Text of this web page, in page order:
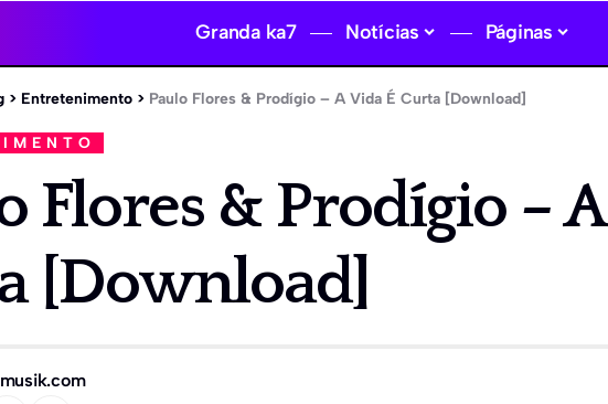
Granda ka7 Notícias Páginas
> Entretenimento > Paulo Flores & Prodígio – A Vida É Curta [Download]
Flores & Prodígio –
[Download]